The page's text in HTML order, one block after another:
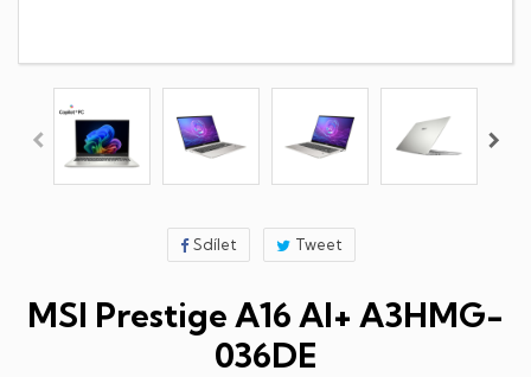
Sdílet Tweet
MSI Prestige A16 AI+ A3HMG-
036DE